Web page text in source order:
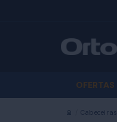
OFERTAS
Início
Cabeceiras